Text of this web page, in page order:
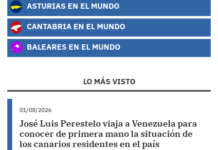
ASTURIAS EN EL MUNDO
CANTABRIA EN EL MUNDO
BALEARES EN EL MUNDO
LO MÁS VISTO
01/08/2026
José Luis Perestelo viaja a Venezuela para
conocer de primera mano la situación de
los canarios residentes en el país